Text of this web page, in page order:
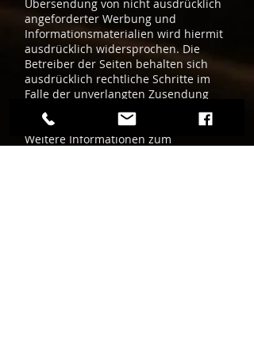
Übersendung von nicht ausdrücklich
angeforderter Werbung und
Informationsmaterialien wird hiermit
ausdrücklich widersprochen. Die
Betreiber der Seiten behalten sich
ausdrücklich rechtliche Schritte im
Falle der unverlangten Zusendung
von Werbeinformationen, etwa durch
Spam-Mails, vor.
Weitere Informationen zum